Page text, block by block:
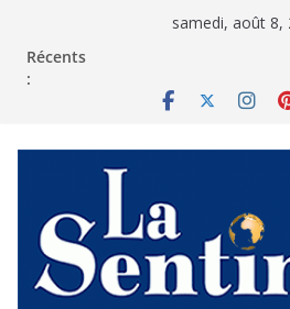
samedi, août 8,
Récents
: